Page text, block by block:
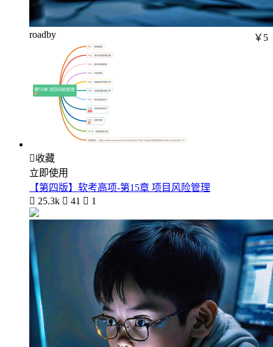
roadby ￥5
收藏
立即使用
【第四版】软考高项-第15章 项目风险管理
 25.3k  41  1